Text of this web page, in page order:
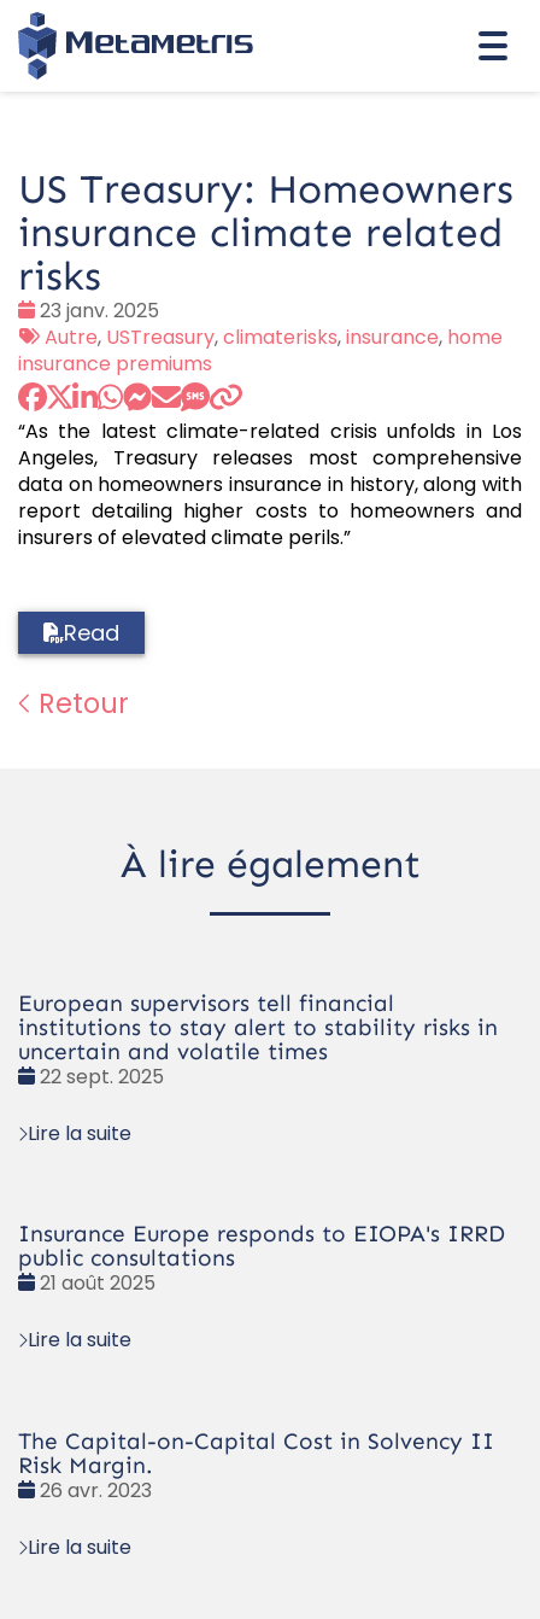
US Treasury: Homeowners
insurance climate related
risks
Date
:
23 janv. 2025
Tags
:
Autre, USTreasury,climaterisks,insurance, home
insurance premiums
“As the latest climate-related crisis unfolds in Los
Angeles, Treasury releases most comprehensive
data on homeowners insurance in history, along with
report detailing higher costs to homeowners and
insurers of elevated climate perils.”
Read
Retour
À lire également
European supervisors tell financial
institutions to stay alert to stability risks in
uncertain and volatile times
Date
22 sept. 2025
Lire la suite
Insurance Europe responds to EIOPA's IRRD
public consultations
Date
21 août 2025
Lire la suite
The Capital-on-Capital Cost in Solvency II
Risk Margin.
Date
26 avr. 2023
Lire la suite